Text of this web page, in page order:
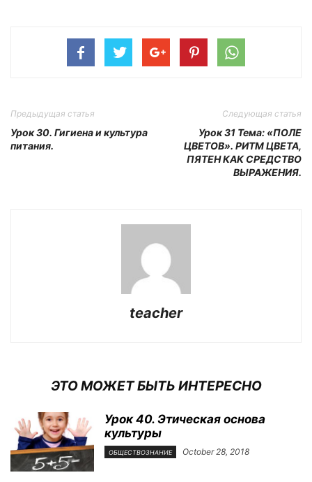
Предыдущая статья
Урок 30. Гигиена и культура
питания.
Следующая статья
Урок 31 Тема: «ПОЛЕ
ЦВЕТОВ». РИТМ ЦВЕТА,
ПЯТЕН КАК СРЕДСТВО
ВЫРАЖЕНИЯ.
teacher
ЭТО МОЖЕТ БЫТЬ ИНТЕРЕСНО
Урок 40. Этическая основа
культуры
ОБЩЕСТВОЗНАНИЕ October 28, 2018